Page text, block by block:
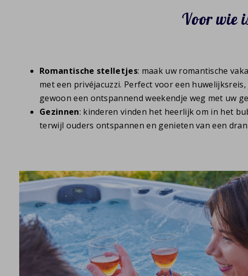
Voor wie
Romantische stelletjes: maak uw romantische
met een privéjacuzzi. Perfect voor een
gewoon een ontspannend weekendje weg met uw
Gezinnen: kinderen vinden het heerlijk om in het
terwijl ouders ontspannen en genieten van een